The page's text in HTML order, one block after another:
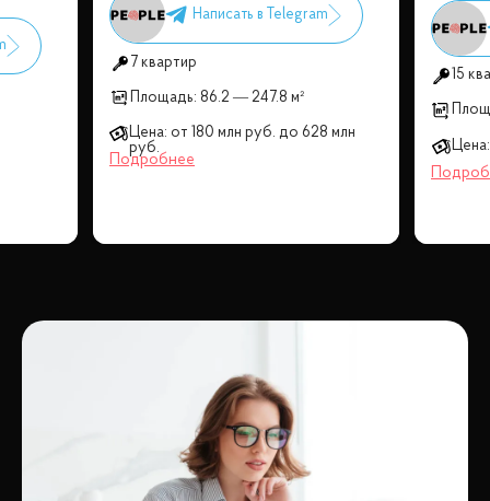
7 квартир
Площадь: 86.2 — 247.8 м²
Цена: от 180 млн руб. до 628 млн
руб.
15
Цена: